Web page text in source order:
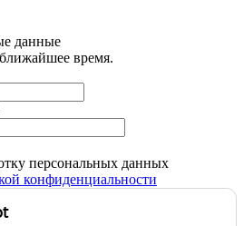
данные
время.
персональных данных
конфиденциальности